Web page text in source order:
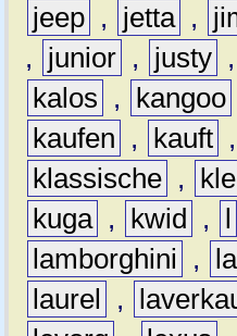
jeep , jetta ,
,
junior , justy ,
kalos
, kangoo
kaufen
, kauft ,
klassische ,
kuga , kwid , l
lamborghini
,
laurel
,